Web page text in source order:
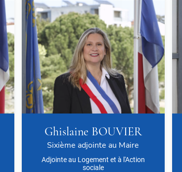
Ghislaine BOUVIER
Sixième adjointe au Maire
Adjointe au Logement et à l'Action
sociale